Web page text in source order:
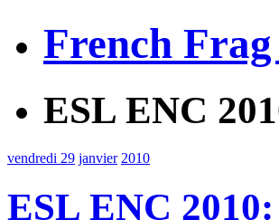
French
ESL ENC
vendredi 29 janvier 2010
ESL ENC